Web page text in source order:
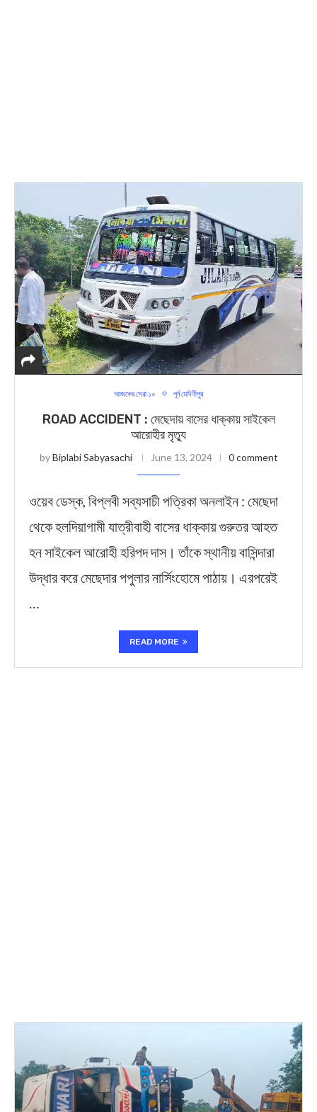
আজকের সেরা ১০ পূর্ব মেদিনীপুর
ROAD ACCIDENT : মেছেদায় বাসের ধাক্কায় সাইকেল
আরোহীর মৃত্যু
byBiplabi Sabyasachi June 13, 2024 0 comment
ওয়েব ডেস্ক, বিপ্লবী সব্যসাচী পত্রিকা অনলাইন : মেছেদা
থেকে হলদিয়াগামী যাত্রীবাহী বাসের ধাক্কায় গুরুতর আহত
হন সাইকেল আরোহী হরিপদ দাস। তাঁকে স্থানীয় বাসিন্দারা
উদ্ধার করে মেছেদার পপুলার নার্সিংহোমে পাঠায়। এরপরেই
…
READ MORE